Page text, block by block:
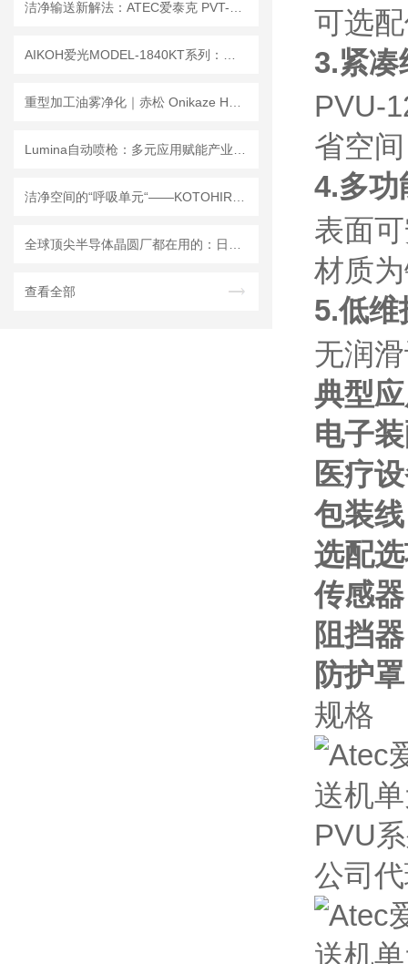
查看全部
可选
3.紧凑
PVU-
省空
4.多功
表面
材质
5.低维
无润
典型
电子
医疗
包装线
选配
传感器
阻挡器
防护罩
规格
公司